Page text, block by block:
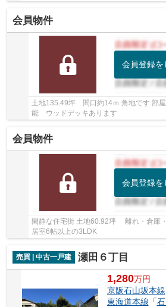
会員物件
会員登録を
土地135.49坪 間口約14ｍ 角地です 部
能 ウッドデッキあります
会員物件
会員登録を
閑静な住宅街 土地60.92坪 離れ・倉庫
居室6帖以上の3LDK
売買 | 中古一戸建 瀬田６丁目
1,280万円
京阪石山坂本線
東海道本線 「